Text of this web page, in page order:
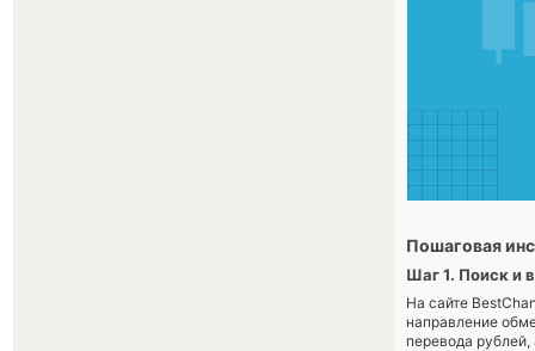
Пошаговая
Шаг 1. Поиск и
На сайте
направление
перевода